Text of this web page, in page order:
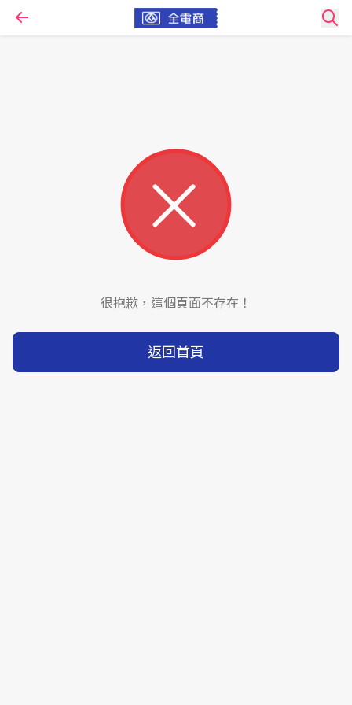
很抱歉，這個頁面不存在！
返回首頁